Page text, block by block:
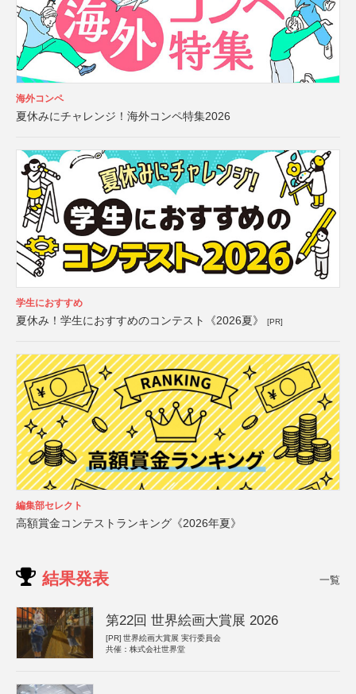
海外コンペ
夏休みにチャレンジ！海外コンペ特集2026
学生におすすめ
夏休み！学生におすすめのコンテスト《2026夏》 [PR]
編集部セレクト
高額賞金コンテストランキング《2026年夏》
結果発表 一覧
第22回 世界絵画大賞展 2026
[PR] 世界絵画大賞展 実行委員会
共催：株式会社世界堂